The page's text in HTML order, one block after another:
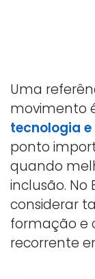
Uma
movimento
tecnologia
ponto
quando
inclusão. No
considerar
formação e
recorrente